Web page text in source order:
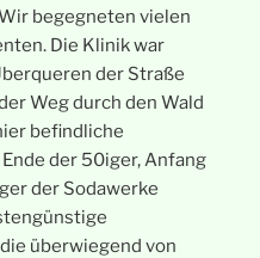
begegneten vielen
Die Klinik war
der Straße
Weg durch den Wald
befindliche
der 50iger, Anfang
der Sodawerke
überwiegend von